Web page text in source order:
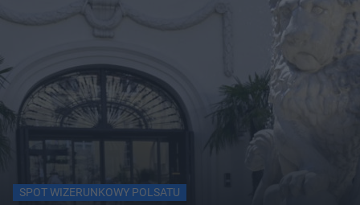
SPOT WIZERUNKOWY POLSATU